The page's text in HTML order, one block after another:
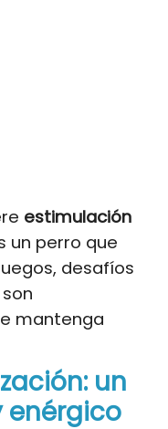
estimulación
un perro que
desafíos
mantenga
un
enérgico